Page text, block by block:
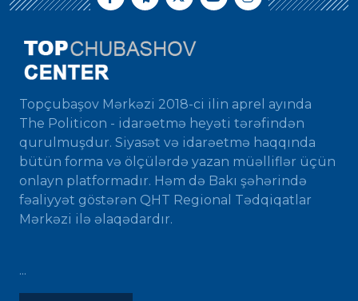
Topçubaşov Mərkəzi 2018-ci ilin aprel ayında
The Politicon - idarəetmə heyəti tərəfindən
qurulmuşdur. Siyasət və idarəetmə haqqında
bütün forma və ölçülərdə yazan müəlliflər üçün
onlayn platformadır. Həm də Bakı şəhərində
fəaliyyət göstərən QHT Regional Tədqiqatlar
Mərkəzi ilə əlaqədardır.
...